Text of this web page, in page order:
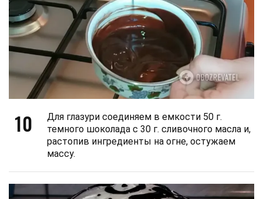
10
Для глазури соединяем в емкости 50 г.
темного шоколада с 30 г. сливочного масла и,
растопив ингредиенты на огне, остужаем
массу.